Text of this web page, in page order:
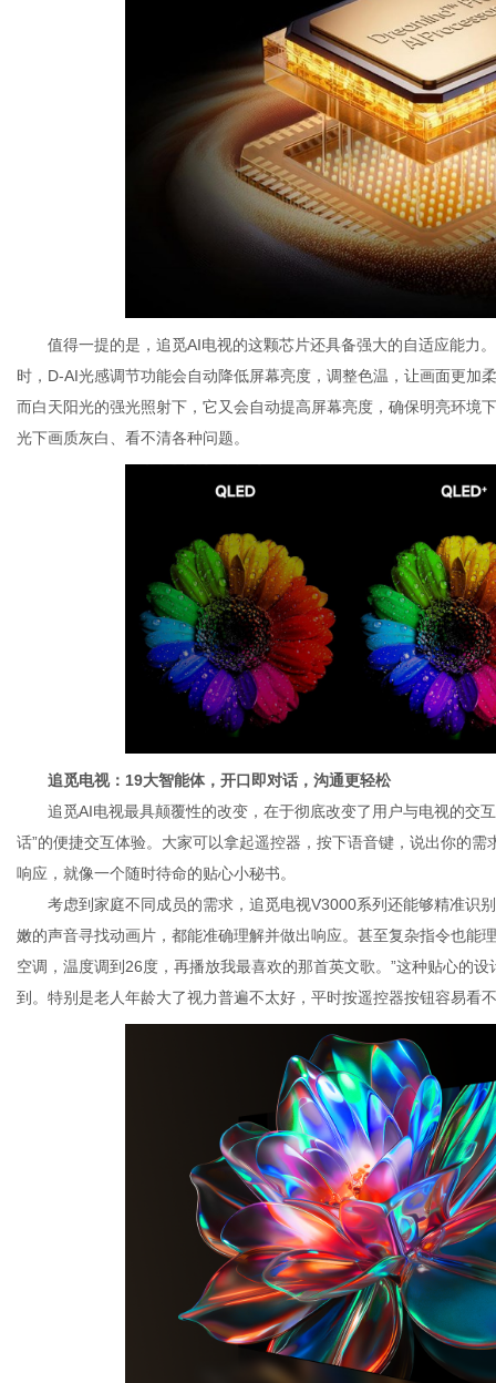
值得一提的是，追觅AI电视的这颗芯片还具备强大的自适应能力
时，D-AI光感调节功能会自动降低屏幕亮度，调整色温，让画面更加
而白天阳光的强光照射下，它又会自动提高屏幕亮度，确保明亮环境
光下画质灰白、看不清各种问题。
追觅电视： 19大智能体， 开口即对话，沟通更轻松
追觅AI电视最具颠覆性的改变，在于彻底改变了用户与电视的交
话”的便捷交互体验。大家可以拿起遥控器，按下语音键，说出你的
响应，就像一个随时待命的贴心小秘书。
考虑到家庭不同成员的需求，追觅电视V3000系列还能够精准识
嫩的声音寻找动画片，都能准确理解并做出响应。甚至复杂指令也能
空调，温度调到26度，再播放我最喜欢的那首英文歌。”这种贴心的
到。特别是老人年龄大了视力普遍不太好，平时按遥控器按钮容易看